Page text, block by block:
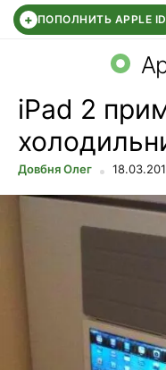
+ ПОПОЛНИТЬ APPLE ID
СБЕР КИДС
iPad 2
Довбня Олег